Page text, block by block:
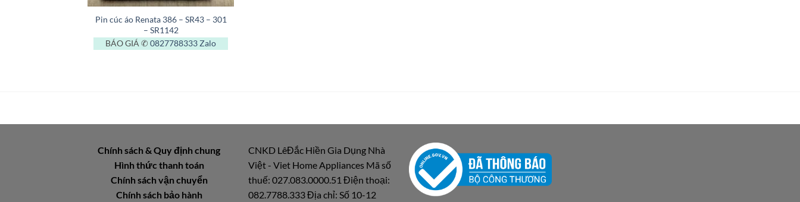
Pin cúc áo Renata 386 – SR43 – 301
– SR1142
BÁO GIÁ ✆0827788333 Zalo
Chính sách & Quy định chung
Hình thức thanh toán
Chính sách vận chuyển
Chính sách bảo hành
CNKD LêĐắc Hiền Gia Dụng Nhà
Việt - Viet Home Appliances Mã số
thuế: 027.083.0000.51 Điện thoại:
082.7788.333 Địa chỉ: Số 10-12